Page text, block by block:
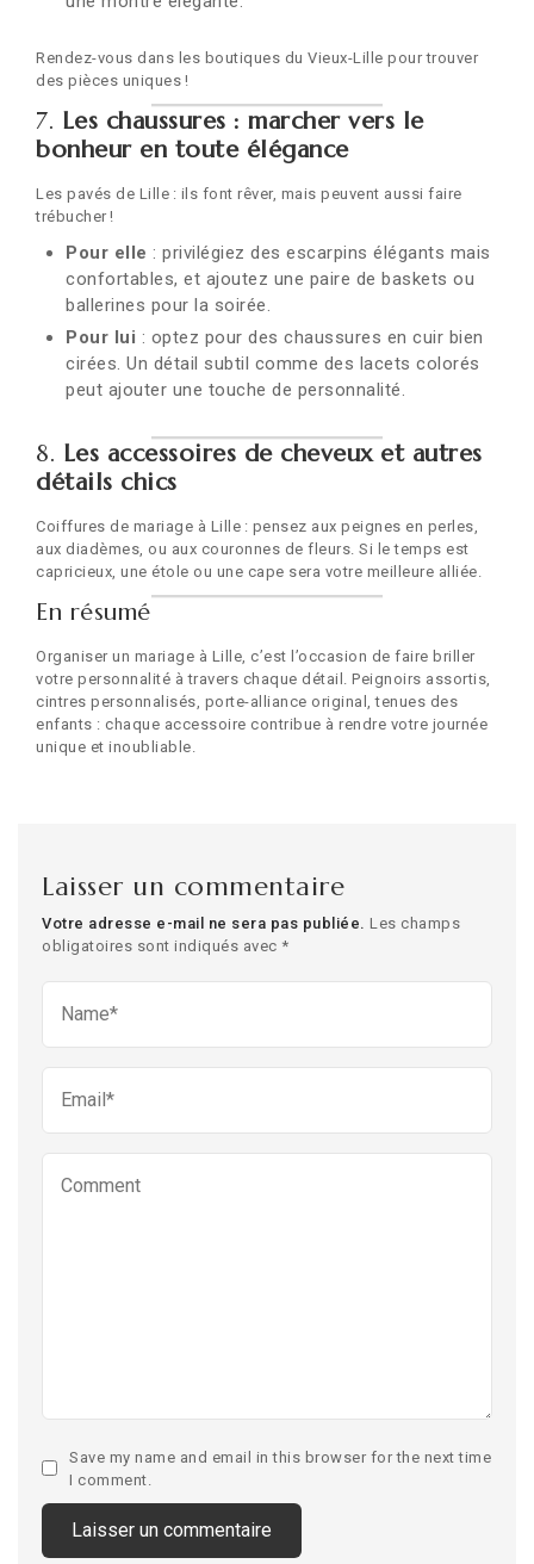
Rendez-vous dans les boutiques du Vieux-Lille pour trouver
des pièces uniques !
7. Les chaussures : marcher vers le
bonheur en toute élégance
Les pavés de Lille : ils font rêver, mais peuvent aussi faire
trébucher !
Pour elle : privilégiez des escarpins élégants mais
confortables, et ajoutez une paire de baskets ou
ballerines pour la soirée.
Pour lui : optez pour des chaussures en cuir bien
cirées. Un détail subtil comme des lacets colorés
peut ajouter une touche de personnalité.
8. Les accessoires de cheveux et autres
détails chics
Coiffures de mariage à Lille : pensez aux peignes en perles,
aux diadèmes, ou aux couronnes de fleurs. Si le temps est
capricieux, une étole ou une cape sera votre meilleure alliée.
En résumé
Organiser un mariage à Lille, c’est l’occasion de faire briller
votre personnalité à travers chaque détail. Peignoirs assortis,
cintres personnalisés, porte-alliance original, tenues des
enfants : chaque accessoire contribue à rendre votre journée
unique et inoubliable.
Laisser un commentaire
Votre adresse e-mail ne sera pas publiée. Les champs
obligatoires sont indiqués avec *
Save my name and email in this browser for the next time
I comment.